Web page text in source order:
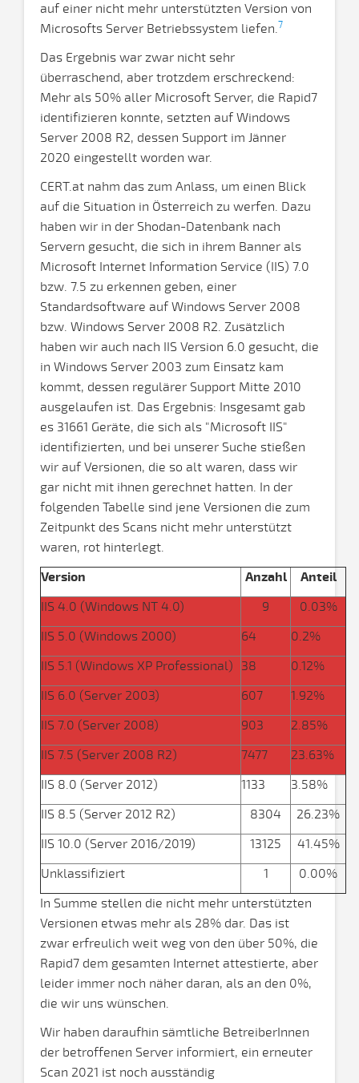
auf einer nicht mehr unterstützten Version von
Microsofts Server Betriebssystem liefen.7
Das Ergebnis war zwar nicht sehr
überraschend, aber trotzdem erschreckend:
Mehr als 50% aller Microsoft Server, die Rapid7
identifizieren konnte, setzten auf Windows
Server 2008 R2, dessen Support im Jänner
2020 eingestellt worden war.
CERT.at nahm das zum Anlass, um einen Blick
auf die Situation in Österreich zu werfen. Dazu
haben wir in der Shodan-Datenbank nach
Servern gesucht, die sich in ihrem Banner als
Microsoft Internet Information Service (IIS) 7.0
bzw. 7.5 zu erkennen geben, einer
Standardsoftware auf Windows Server 2008
bzw. Windows Server 2008 R2. Zusätzlich
haben wir auch nach IIS Version 6.0 gesucht, die
in Windows Server 2003 zum Einsatz kam
kommt, dessen regulärer Support Mitte 2010
ausgelaufen ist. Das Ergebnis: Insgesamt gab
es 31661 Geräte, die sich als "Microsoft IIS"
identifizierten, und bei unserer Suche stießen
wir auf Versionen, die so alt waren, dass wir
gar nicht mit ihnen gerechnet hatten. In der
folgenden Tabelle sind jene Versionen die zum
Zeitpunkt des Scans nicht mehr unterstützt
waren, rot hinterlegt.
Version
Anzahl
Anteil
IIS 4.0 (Windows NT 4.0)
9
0.03%
IIS 5.0 (Windows 2000)
64
0.2%
IIS 5.1 (Windows XP Professional) 38
0.12%
IIS 6.0 (Server 2003)
607
1.92%
IIS 7.0 (Server 2008)
903
2.85%
IIS 7.5 (Server 2008 R2)
7477
23.63%
IIS 8.0 (Server 2012)
1133
3.58%
IIS 8.5 (Server 2012 R2)
8304
26.23%
IIS 10.0 (Server 2016/2019)
13125
41.45%
Unklassifiziert
1
0.00%
In Summe stellen die nicht mehr unterstützten
Versionen etwas mehr als 28% dar. Das ist
zwar erfreulich weit weg von den über 50%, die
Rapid7 dem gesamten Internet attestierte, aber
leider immer noch näher daran, als an den 0%,
die wir uns wünschen.
Wir haben daraufhin sämtliche BetreiberInnen
der betroffenen Server informiert, ein erneuter
Scan 2021 ist noch ausständig